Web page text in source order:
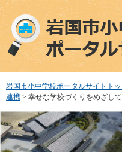
ペ
で
す
メ
ば
し
本
文
へ
岩国市小中学校ポータルサイトト
連携 > 幸せな学校づくりをめざして